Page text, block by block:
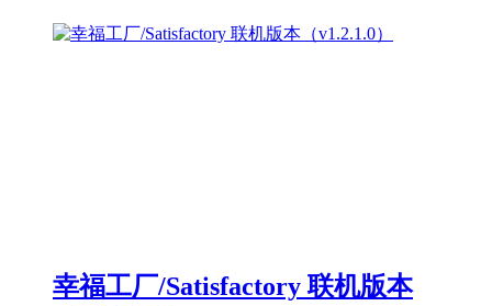
幸福工厂/Satisfactory 联机版本